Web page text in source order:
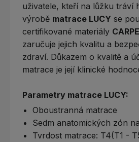
uživatele, kteří na lůžku tráví
výrobě matrace LUCY se
certifikované materiály
zaručuje jejich kvalitu a
zdraví. Důkazem o kvalitě a
matrace je její klinické
Parametry matrace LUCY:
Oboustranná matrace
Sedm anatomických zón
Tvrdost matrace: T4(T1 -